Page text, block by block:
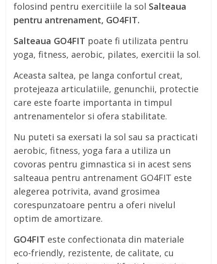
folosind pentru exercitiile la sol Salteaua
pentru antrenament, GO4FIT.
Salteaua GO4FIT poate fi utilizata pentru
yoga, fitness, aerobic, pilates, exercitii la sol.
Aceasta saltea, pe langa confortul creat,
protejeaza articulatiile, genunchii, protectie
care este foarte importanta in timpul
antrenamentelor si ofera stabilitate.
Nu puteti sa exersati la sol sau sa practicati
aerobic, fitness, yoga fara a utiliza un
covoras pentru gimnastica si in acest sens
salteaua pentru antrenament GO4FIT este
alegerea potrivita, avand grosimea
corespunzatoare pentru a oferi nivelul
optim de amortizare.
GO4FIT este confectionata din materiale
eco-friendly, rezistente, de calitate, cu